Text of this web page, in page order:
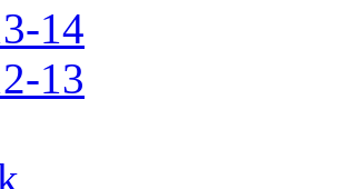
14
13